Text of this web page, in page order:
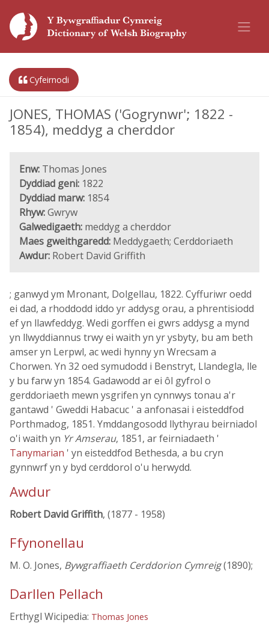
Cyfeirnodi
JONES, THOMAS ('Gogrynwr'; 1822 -
1854), meddyg a cherddor
Enw: Thomas Jones
Dyddiad geni: 1822
Dyddiad marw: 1854
Rhyw:Gwryw
Galwedigaeth: meddyg a cherddor
Maes gweithgaredd: Meddygaeth; Cerddoriaeth
Awdur: Robert David Griffith
; ganwyd ym Mronant, Dolgellau, 1822. Cyffuriwr oedd
ei dad, a rhoddodd iddo yr addysg orau, a phrentisiodd
ef yn llawfeddyg. Wedi gorffen ei gwrs addysg a mynd
yn llwyddiannus trwy ei waith yn yr ysbyty, bu am beth
amser yn Lerpwl, ac wedi hynny yn Wrecsam a
Chorwen. Yn 32 oed symudodd i Benstryt, Llandegla, lle
y bu farw yn 1854. Gadawodd ar ei ôl gyfrol o
gerddoriaeth mewn ysgrifen yn cynnwys tonau a'r
gantawd ' Gweddi Habacuc ' a anfonasai i eisteddfod
Porthmadog, 1851. Ymddangosodd llythyrau beirniadol
o'i waith yn Yr Amserau, 1851, ar feirniadaeth '
Tanymarian ' yn eisteddfod Bethesda, a bu cryn
gynnwrf yn y byd cerddorol o'u herwydd.
Awdur
Robert David Griffith, (1877 - 1958)
Ffynonellau
M. O. Jones, Bywgraffiaeth Cerddorion Cymreig(1890);
Darllen Pellach
Erthygl Wicipedia: Thomas Jones